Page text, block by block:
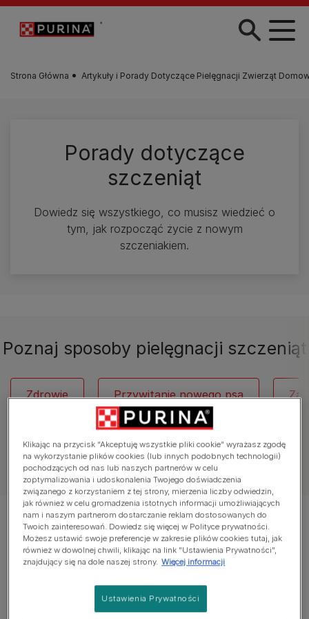
Przejdź do treści
Strona Główna Artykuły i Porady Dotyczące Pielęgnacji Zwierząt
Porady dotyczące
szczeniąt
Dowiedz się wszystkiego, co musisz wiedzieć o
tym, jak rozpocząć życie z nowym
szczeniakiem.
Poznaj sposoby pielęgnacji szczeniąt
Zdrowie Przywitanie nowego psa
Zobacz wszystkie artykuły o psach
Wyświetlanie 12 z 35 artykułów
Popularne artykuły
Zachowanie szczeniąt
Klikając na przycisk “Akceptuję wszystkie pliki cookie” wyrażasz zgodę
na wykorzystanie plików cookies (lub innych podobnych technologii)
pochodzących od nas lub naszych partnerów w celu
zoptymalizowania i udoskonalenia Twojego doświadczenia
związanego z korzystaniem z tej strony, mierzenia liczby odwiedzin,
jak również w celu gromadzenia istotnych informacji umożliwiających
nam i naszym partnerom dostarczanie reklam dostosowanych do
Twoich zainteresowań. Dowiedz się więcej w Polityce prywatności.
Możesz ustawić swoje preferencje w zakresie plików cookies tutaj, jak
również w dowolnej chwili, klikając na link "Ustawienia Prywatności",
znajdujący się na dole naszej strony. Więcej informacji
Ustawienia Prywatności